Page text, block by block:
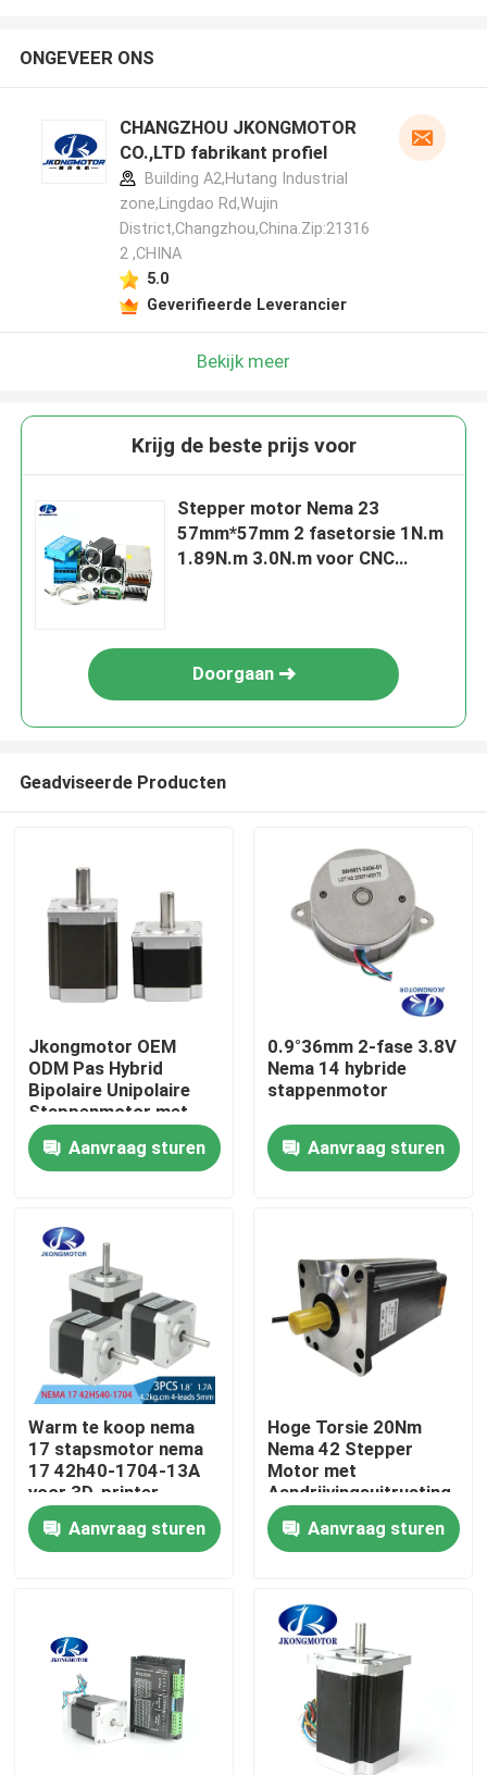
Huis
Ongeveer ons
Fabrieksreis
Kwaliteitscontrole
Contacteer ons
Verzoek om een Citaat
met een ingebouwde stapsservo-motor
Geïntegreerde DC-servomotor
ONGEVEER ONS
CHANGZHOU JKONGMOTOR
CO.,LTD fabrikant profiel
Building A2,Hutang Industrial
zone,Lingdao Rd,Wujin
District,Changzhou,China.Zip:21316
2 ,CHINA
5.0
Geverifieerde Leverancier
Bekijk meer
Krijg de beste prijs voor
Stepper motor Nema 23
57mm*57mm 2 fasetorsie 1N.m
1.89N.m 3.0N.m voor CNC
Doorgaan
Geadviseerde Producten
Jkongmotor OEM
ODM Pas Hybrid
Bipolaire Unipolaire
Stappenmotor met
Versnellingsbak
Encoder Rem
Geïntegreerde Driver
Aanvraag sturen
0.9°36mm 2-fase 3.8V
Nema 14 hybride
stappenmotor
Aanvraag sturen
Warm te koop nema
17 stapsmotor nema
17 42h40-1704-13A
voor 3D-printer
Aanvraag sturen
Hoge Torsie 20Nm
Nema 42 Stepper
Motor met
Aandrijvingsuitrusting
voor CNC Machine
Aanvraag sturen